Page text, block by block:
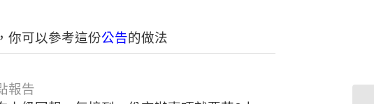
你可以參考這份公告的做法
報告